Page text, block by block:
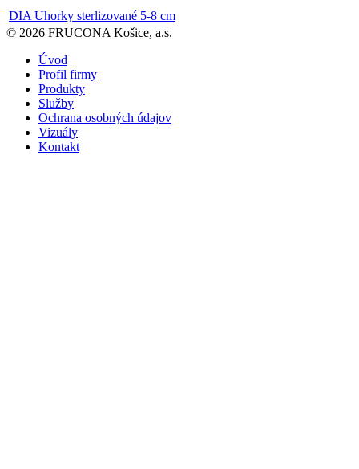
DIA Uhorky sterlizované 5-8 cm
© 2026 FRUCONA Košice, a.s.
Úvod
Profil firmy
Produkty
Služby
Ochrana osobných údajov
Vizuály
Kontakt